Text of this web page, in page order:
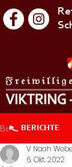
Beitrag
V Noah
6. Okt. 2022
BERICHTE